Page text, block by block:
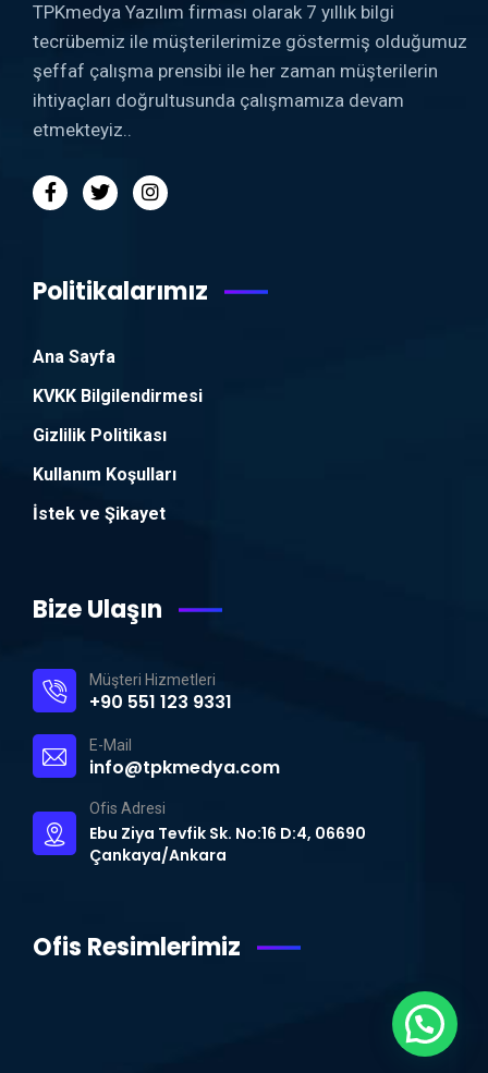
TPKmedya Yazılım firması olarak 7 yıllık bilgi
tecrübemiz ile müşterilerimize göstermiş olduğumuz
şeffaf çalışma prensibi ile her zaman müşterilerin
ihtiyaçları doğrultusunda çalışmamıza devam
etmekteyiz..
Politikalarımız
Ana Sayfa
KVKK Bilgilendirmesi
Gizlilik Politikası
Kullanım Koşulları
İstek ve Şikayet
Bize Ulaşın
Müşteri Hizmetleri
+90 551 123 9331
E-Mail
info@tpkmedya.com
Ofis Adresi
Ebu Ziya Tevfik Sk. No:16 D:4, 06690
Çankaya/Ankara
Ofis Resimlerimiz